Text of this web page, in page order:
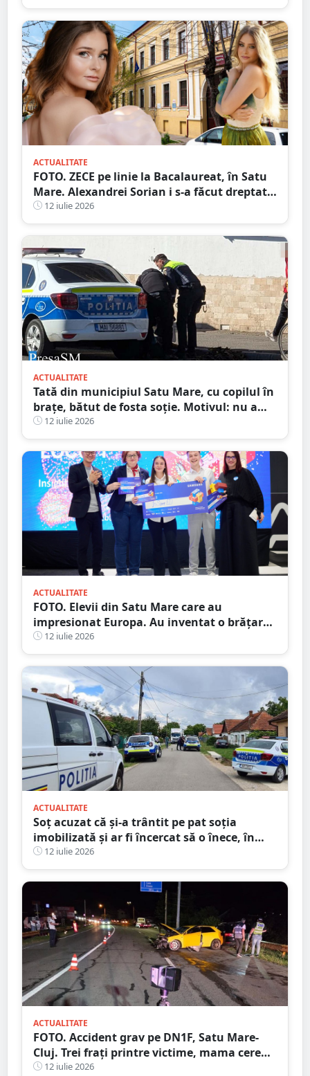
ACTUALITATE
FOTO. ZECE pe linie la Bacalaureat, în Satu
Mare. Alexandrei Sorian i s-a făcut dreptate
după contestații
12 iulie 2026
ACTUALITATE
Tată din municipiul Satu Mare, cu copilul în
brațe, bătut de fosta soție. Motivul: nu a
vrut să meargă în excursie
12 iulie 2026
ACTUALITATE
FOTO. Elevii din Satu Mare care au
impresionat Europa. Au inventat o brățară
inteligentă pentru colegii nevăzători
12 iulie 2026
ACTUALITATE
Soț acuzat că și-a trântit pe pat soția
imobilizată și ar fi încercat să o înece, în
județul Satu Mare
12 iulie 2026
ACTUALITATE
FOTO. Accident grav pe DN1F, Satu Mare-
Cluj. Trei frați printre victime, mama cere
ajutorul martorilor
12 iulie 2026